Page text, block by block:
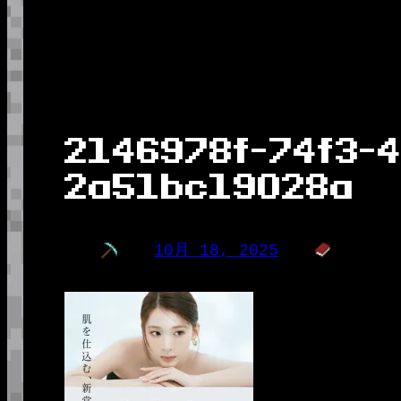
2146978f-74f3-
2a51bc19028a
10月 18, 2025